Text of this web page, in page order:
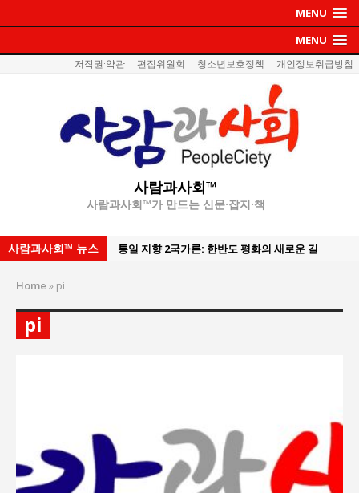
MENU
MENU
저작권·약관 편집위원회 청소년보호정책 개인정보취급방침
사람과사회™
사람과사회™가 만드는 신문·잡지·책
사람과사회™ 뉴스
통일 지향 2국가론: 한반도 평화의 새로운 길
서울방산보안협의회, 방산기술보호·공급망 보안
“엄마의 절박함과 ‘실무형 정치인’으로 생활정치 실
김종대, “현대전, 강한 군대도 약해질 수 있다”
Home » pi
pi